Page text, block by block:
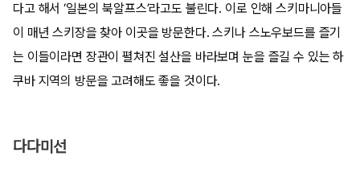
다고 해서 ‘일본의 북알프스’라고도 불린다. 이로 인해 스키마니아들
이 매년 스키장을 찾아 이곳을 방문한다. 스키나 스노우보드를 즐기
는 이들이라면 장관이 펼쳐진 설산을 바라보며 눈을 즐길 수 있는 하
쿠바 지역의 방문을 고려해도 좋을 것이다.
다다미선